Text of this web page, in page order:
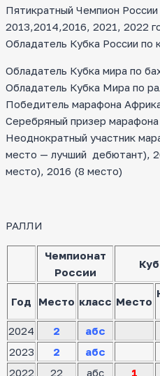
Пятикратный Чемпион
2013,2014,2016, 2021, 2022
Обладатель Кубка России по
Обладатель Кубка мира по
Обладатель Кубка Мира по
Победитель марафона
Серебряный призер
Неоднократный участник
место — лучший дебютант),
место), 2016 (8 место)
РАЛЛИ
Чемпионат
России
Год Место класс Место
2024
2
абс
2023
2
абс
2022
22 абс 1